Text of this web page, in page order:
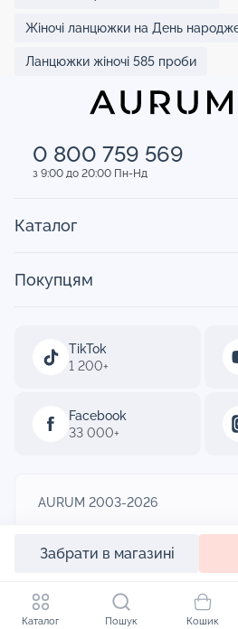
Каталог Пошук Кошик
Забрати в магазині
Жіночі ланцюжки на День
Ланцюжки жіночі 585 проби
0 800 759 569
з 9:00 до 20:00 Пн-Нд
TikTok
1 200+
Facebook
33 000+
Каталог
Покупцям
AURUM 2003-2026